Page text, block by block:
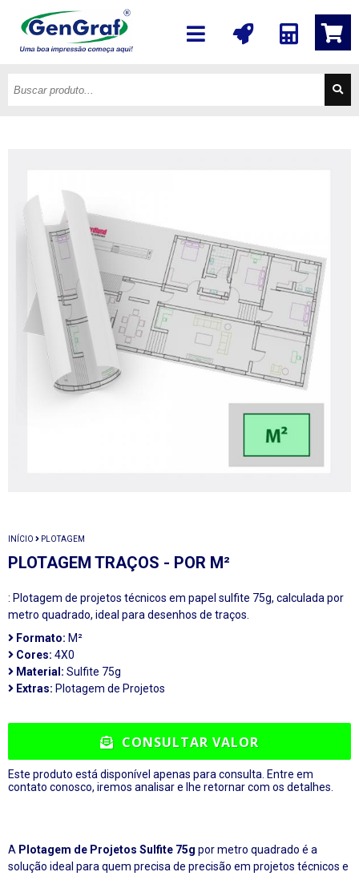
INÍCIO PLOTAGEM
PLOTAGEM TRAÇOS - POR M²
: Plotagem de projetos técnicos em papel sulfite 75g, calculada por
metro quadrado, ideal para desenhos de traços.
Formato: M²
Cores: 4X0
Material: Sulfite 75g
Extras: Plotagem de Projetos
CONSULTAR VALOR
Este produto está disponível apenas para consulta. Entre em
contato conosco, iremos analisar e lhe retornar com os detalhes.
A Plotagem de Projetos Sulfite 75g por metro quadrado é a
solução ideal para quem precisa de precisão em projetos técnicos e